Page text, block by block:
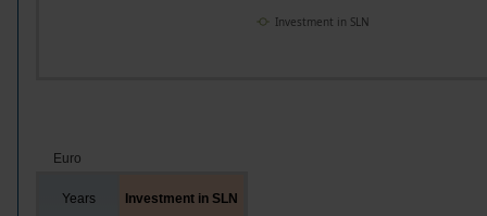
Investment in SLN
Euro
Years Investment in SLN